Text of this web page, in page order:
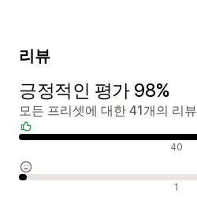
리뷰
긍정적인 평가 98%
모든 프리셋에 대한 41개의 리뷰
40
1